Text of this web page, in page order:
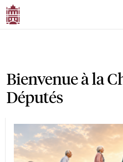
Bienvenue à la
Députés